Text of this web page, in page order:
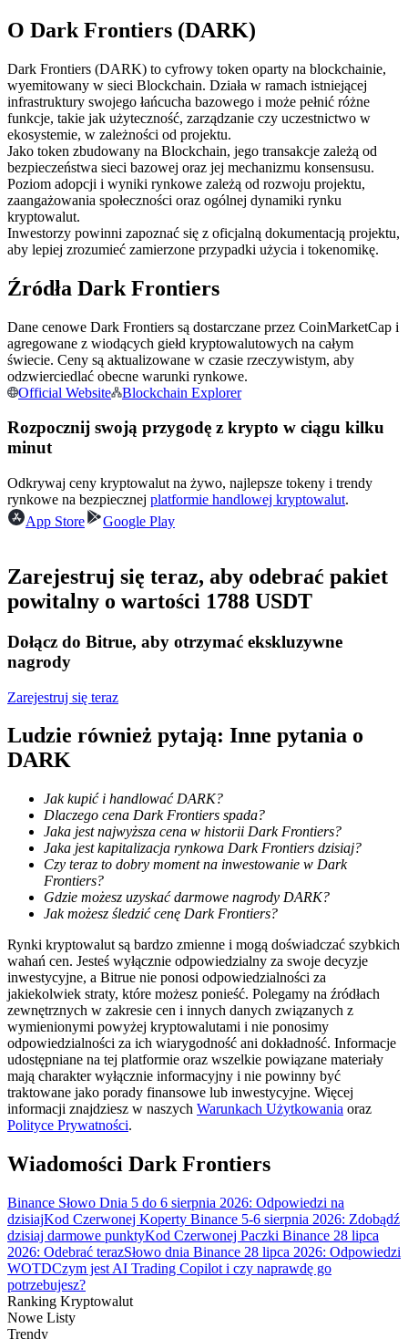
Kontrakty terminowe na USDC
Kontrakty futures wykorzystujące USDC jako zabezpieczenie
Kopiowanie Transakcji
Dołącz do najlepszych traderów
Ciesz się podziałem zysków i prowizjami z kopiowania
transakcji
Analiza Big Data, w tym informacje handlowe itp.
Przewodnik
Przewodnik dla początkujących dotyczący kontraktów futures
Strategie handlowe
Dowiedz się, jak zachować rentowność
O Dark Frontiers (DARK)
Dark Frontiers (DARK) to cyfrowy token oparty na blockchainie,
wyemitowany w sieci Blockchain. Działa w ramach istniejącej
infrastruktury swojego łańcucha bazowego i może pełnić różne
funkcje, takie jak użyteczność, zarządzanie czy uczestnictwo w
ekosystemie, w zależności od projektu.
Jako token zbudowany na Blockchain, jego transakcje zależą od
bezpieczeństwa sieci bazowej oraz jej mechanizmu konsensusu.
Poziom adopcji i wyniki rynkowe zależą od rozwoju projektu,
zaangażowania społeczności oraz ogólnej dynamiki rynku
kryptowalut.
Inwestorzy powinni zapoznać się z oficjalną dokumentacją projektu,
aby lepiej zrozumieć zamierzone przypadki użycia i tokenomikę.
Źródła Dark Frontiers
Dane cenowe Dark Frontiers są dostarczane przez CoinMarketCap i
agregowane z wiodących giełd kryptowalutowych na całym
świecie. Ceny są aktualizowane w czasie rzeczywistym, aby
odzwierciedlać obecne warunki rynkowe.
Official Website
Blockchain Explorer
Rozpocznij swoją przygodę z krypto w ciągu kilku
minut
Odkrywaj ceny kryptowalut na żywo, najlepsze tokeny i trendy
rynkowe na bezpiecznej platformie handlowej kryptowalut.
App Store
Google Play
Zarejestruj się teraz, aby odebrać pakiet
powitalny o wartości 1788 USDT
Dołącz do Bitrue, aby otrzymać ekskluzywne
nagrody
Zarejestruj się teraz
Ludzie również pytają: Inne pytania o
DARK
Jak kupić i handlować DARK?
Dlaczego cena Dark Frontiers spada?
Jaka jest najwyższa cena w historii Dark Frontiers?
Jaka jest kapitalizacja rynkowa Dark Frontiers dzisiaj?
Czy teraz to dobry moment na inwestowanie w Dark
Frontiers?
Gdzie możesz uzyskać darmowe nagrody DARK?
Jak możesz śledzić cenę Dark Frontiers?
Rynki kryptowalut są bardzo zmienne i mogą doświadczać szybkich
wahań cen. Jesteś wyłącznie odpowiedzialny za swoje decyzje
inwestycyjne, a Bitrue nie ponosi odpowiedzialności za
jakiekolwiek straty, które możesz ponieść. Polegamy na źródłach
zewnętrznych w zakresie cen i innych danych związanych z
wymienionymi powyżej kryptowalutami i nie ponosimy
odpowiedzialności za ich wiarygodność ani dokładność. Informacje
udostępniane na tej platformie oraz wszelkie powiązane materiały
mają charakter wyłącznie informacyjny i nie powinny być
traktowane jako porady finansowe lub inwestycyjne. Więcej
informacji znajdziesz w naszych Warunkach Użytkowania oraz
Polityce Prywatności.
Wiadomości Dark Frontiers
Binance Słowo Dnia 5 do 6 sierpnia 2026: Odpowiedzi na
dzisiajKod Czerwonej Koperty Binance 5-6 sierpnia 2026: Zdobądź
dzisiaj darmowe punktyKod Czerwonej Paczki Binance 28 lipca
2026: Odebrać terazSłowo dnia Binance 28 lipca 2026: Odpowiedzi
WOTDCzym jest AI Trading Copilot i czy naprawdę go
potrzebujesz?
Ranking Kryptowalut
Nowe Listy
Trendy